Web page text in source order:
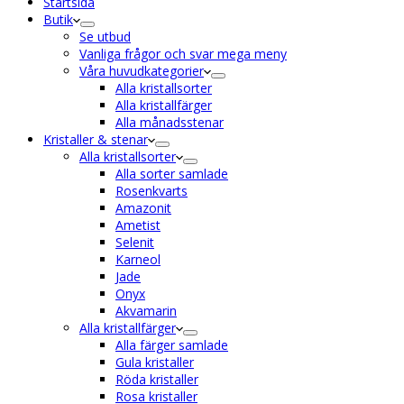
Butik
Se utbud
Vanliga frågor och svar mega meny
Våra huvudkategorier
Alla kristallsorter
Alla kristallfärger
Alla månadsstenar
Kristaller & stenar
Alla kristallsorter
Alla sorter samlade
Rosenkvarts
Amazonit
Ametist
Selenit
Karneol
Jade
Onyx
Akvamarin
Alla kristallfärger
Alla färger samlade
Gula kristaller
Röda kristaller
Rosa kristaller